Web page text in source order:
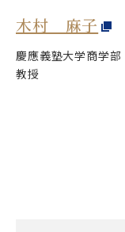
木村 麻子
慶應義塾大学商学部
教授